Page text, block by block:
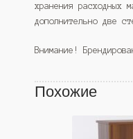
хранения расходных
дополнительно две
Внимание!
Похожие